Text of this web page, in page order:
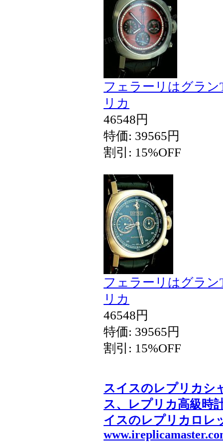
フェラーリはグラン
リカ
46548円
特価: 39565円
割引: 15%OFF
フェラーリはグラン
リカ
46548円
特価: 39565円
割引: 15%OFF
スイスのレプリカシ
ス、レプリカ高級時
イスのレプリカロレ